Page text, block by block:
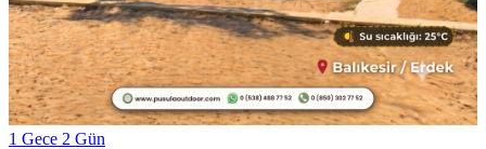
1 Gece 2 Gün